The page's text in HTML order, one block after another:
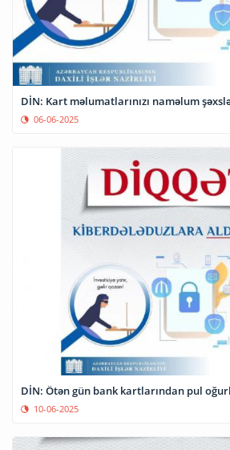
DİN: Kart məlumatlarınızı naməlum
06-06-2025
DİN: Ötən gün bank kartlarından pul
10-06-2025